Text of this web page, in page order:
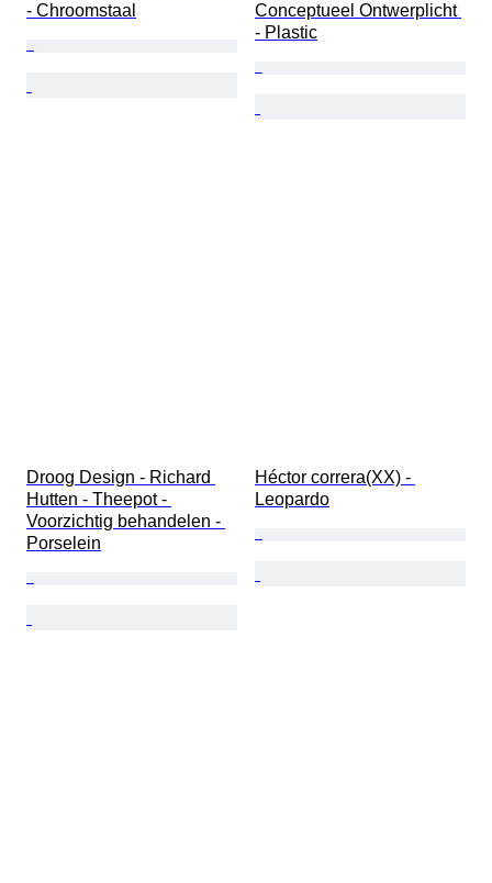
- Chroomstaal
Conceptueel Ontwerplicht
- Plastic
Droog Design - Richard
Hutten - Theepot -
Voorzichtig behandelen -
Porselein
Héctor correra(XX) -
Leopardo